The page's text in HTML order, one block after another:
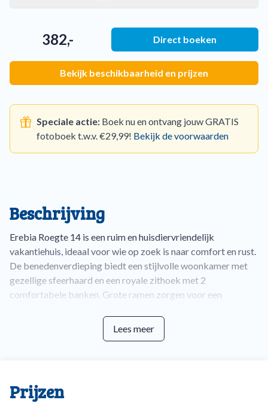
382,- Direct boeken
Bekijk beschikbaarheid en prijzen
Speciale actie: Boek nu en ontvang jouw GRATIS
fotoboek t.w.v. €29,99! Bekijk de voorwaarden
Beschrijving
Erebia Roegte 14 is een ruim en huisdiervriendelijk
vakantiehuis, ideaal voor wie op zoek is naar comfort en rust.
De benedenverdieping biedt een stijlvolle woonkamer met
gezellige sfeerhaard en een royale zithoek met 2
comfortabele banken. Grote ramen zorgen voor een
open keuken is van alle gemakken voorzien, met een
vaatwasser, combimagnetron, oven en een grote koelkast.
gasten die niet graag trappen loopt of minder goed te been
Lees meer
Prijzen